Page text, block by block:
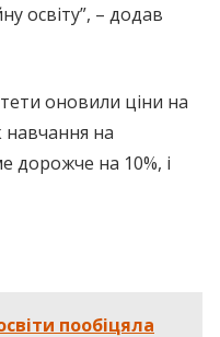
освіту”, – додав
оновили ціни на
навчання на
дорожче на 10%, і
пообіцяла